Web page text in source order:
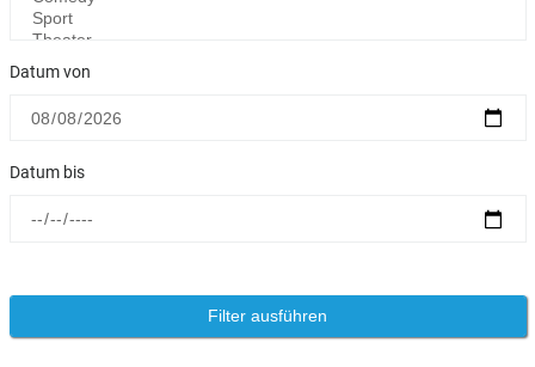
Datum von
Datum bis